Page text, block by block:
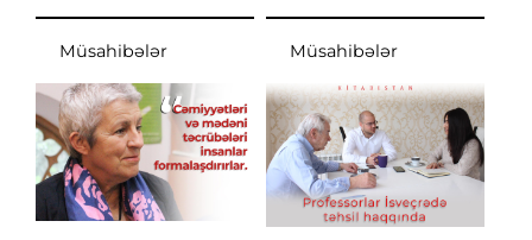
Müsahibələr Müsahibələr